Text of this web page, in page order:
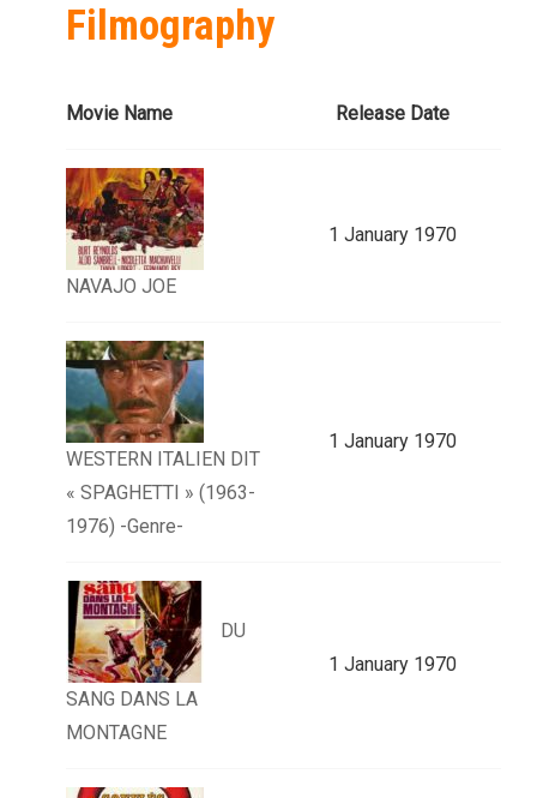
Filmography
Movie Name Release Date
NAVAJO JOE
1 January 1970
WESTERN ITALIEN DIT
« SPAGHETTI » (1963-
1976) -Genre-
1 January 1970
DU
SANG DANS LA
MONTAGNE
1 January 1970